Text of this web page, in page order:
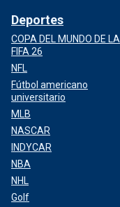
Deportes
COPA DEL MUNDO DE LA
FIFA 26
NFL
Fútbol americano
universitario
MLB
NASCAR
INDYCAR
NBA
NHL
Golf